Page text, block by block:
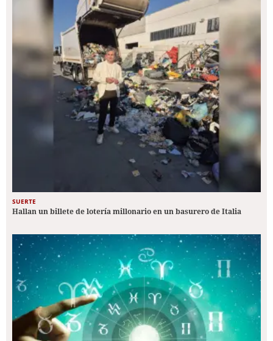
SUERTE
Hallan un billete de lotería millonario en un basurero de Italia